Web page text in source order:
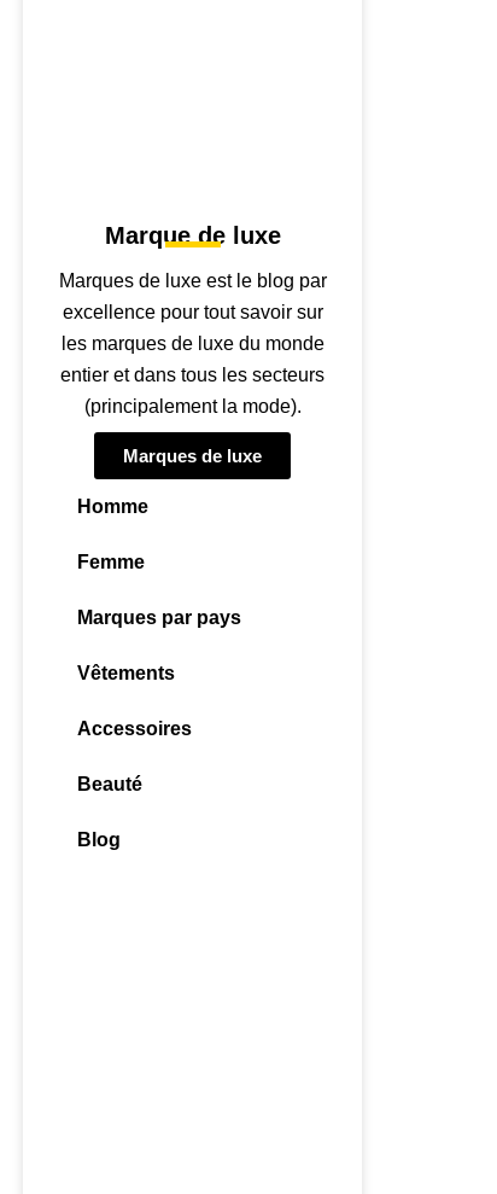
Marque de luxe
Marques de luxe est le blog par
excellence pour tout savoir sur
les marques de luxe du monde
entier et dans tous les secteurs
(principalement la mode).
Marques de luxe
Homme
Femme
Marques par pays
Vêtements
Accessoires
Beauté
Blog